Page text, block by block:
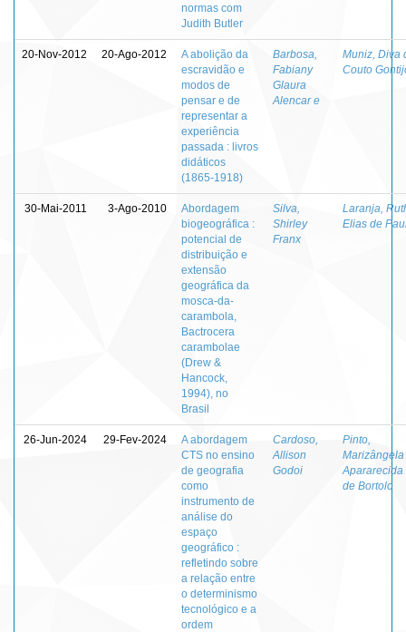
normas com
Judith Butler
20-Nov-2012 20-Ago-2012
A abolição da
escravidão e
modos de
pensar e de
representar a
experiência
passada : livros
didáticos
(1865-1918)
Barbosa,
Fabiany
Glaura
Alencar e
Muniz, Diva
Couto
30-Mai-2011 3-Ago-2010
Abordagem
biogeográfica :
potencial de
distribuição e
extensão
geográfica da
mosca-da-
carambola,
Bactrocera
carambolae
(Drew &
Hancock,
1994), no
Brasil
Silva,
Shirley
Franx
Laranja,
Elias de
26-Jun-2024 29-Fev-2024
A abordagem
CTS no ensino
de geografia
como
instrumento de
análise do
espaço
geográfico :
refletindo sobre
a relação entre
o determinismo
tecnológico e a
ordem
Cardoso,
Allison
Godoi
Pinto,
Marizângela
Apararecida
de Bortolo